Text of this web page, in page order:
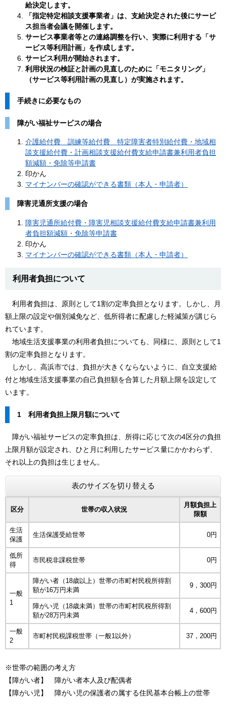
給決定します。
「指定特定相談支援事業者」は、支給決定された後にサービ
ス担当者会議を開催します。
サービス事業者等との連絡調整を行い、実際に利用する「サ
ービス等利用計画」を作成します。
サービス利用が開始されます。
利用状況の検証と計画の見直しのために「モニタリング」
（サービス等利用計画の見直し）が実施されます。
手続きに必要なもの
障がい福祉サービスの場合
介護給付費 訓練等給付費 特定障害者特別給付費・地域相
談支援給付費・計画相談支援給付費支給申請書兼利用者負担
額減額・免除等申請書
印かん
マイナンバーの確認ができる書類（本人・申請者）
障害児通所支援の場合
障害児通所給付費・障害児相談支援給付費支給申請書兼利用
者負担額減額・免除等申請書
印かん
マイナンバーの確認ができる書類（本人・申請者）
利用者負担について
利用者負担は、原則として1割の定率負担となります。しかし、月
額上限の設定や個別減免など、低所得者に配慮した軽減策が講じら
れています。
地域生活支援事業の利用者負担についても、同様に、原則として1
割の定率負担となります。
しかし、高浜市では、負担が大きくならないように、自立支援給
付と地域生活支援事業の自己負担額を合算した月額上限を設定して
います。
1 利用者負担上限月額について
障がい福祉サービスの定率負担は、所得に応じて次の4区分の負担
上限月額が設定され、ひと月に利用したサービス量にかかわらず、
それ以上の負担は生じません。
表のサイズを切り替える
区分 世帯の収入状況
月額負担上
限額
生活
保護
生活保護受給世帯 0円
低所
得
市民税非課税世帯 0円
一般
1
障がい者（18歳以上）世帯の市町村民税所得割
額が16万円未満
9，300円
障がい児（18歳未満）世帯の市町村民税所得割
額が28万円未満
4，600円
一般
2
市町村民税課税世帯（一般1以外） 37，200円
※世帯の範囲の考え方
【障がい者】 障がい者本人及び配偶者
【障がい児】 障がい児の保護者の属する住民基本台帳上の世帯